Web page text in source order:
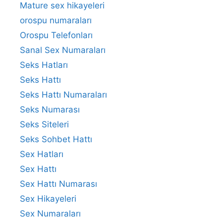
Mature sex hikayeleri
orospu numaraları
Orospu Telefonları
Sanal Sex Numaraları
Seks Hatları
Seks Hattı
Seks Hattı Numaraları
Seks Numarası
Seks Siteleri
Seks Sohbet Hattı
Sex Hatları
Sex Hattı
Sex Hattı Numarası
Sex Hikayeleri
Sex Numaraları